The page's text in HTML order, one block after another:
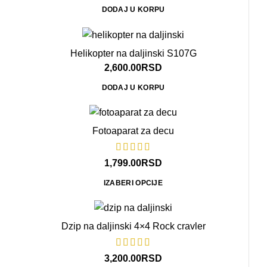
DODAJ U KORPU
Helikopter na daljinski S107G
2,600.00RSD
DODAJ U KORPU
Fotoaparat za decu
1,799.00RSD
IZABERI OPCIJE
Dzip na daljinski 4×4 Rock cravler
3,200.00RSD